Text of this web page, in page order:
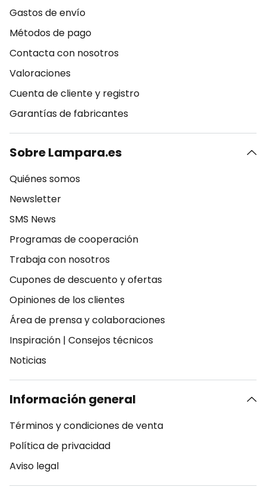
Gastos de envío
Métodos de pago
Contacta con nosotros
Valoraciones
Cuenta de cliente y registro
Garantías de fabricantes
Sobre Lampara.es
Quiénes somos
Newsletter
SMS News
Programas de cooperación
Trabaja con nosotros
Cupones de descuento y ofertas
Opiniones de los clientes
Área de prensa y colaboraciones
Inspiración | Consejos técnicos
Noticias
Información general
Términos y condiciones de venta
Política de privacidad
Aviso legal